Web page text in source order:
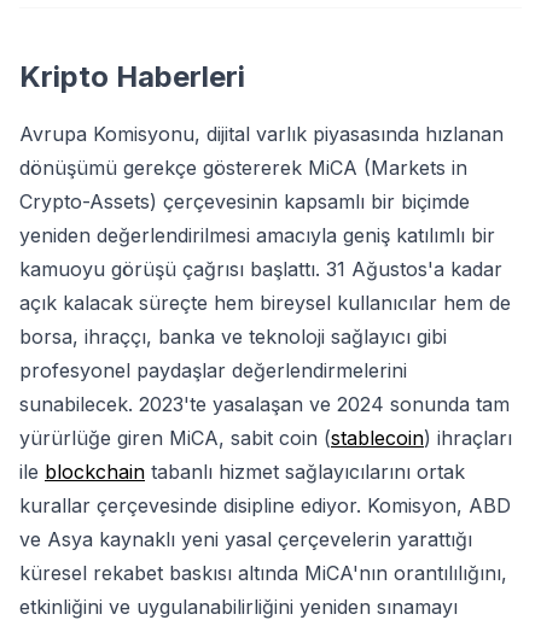
Kripto Haberleri
Avrupa Komisyonu, dijital varlık piyasasında hızlanan
dönüşümü gerekçe göstererek MiCA (Markets in
Crypto-Assets) çerçevesinin kapsamlı bir biçimde
yeniden değerlendirilmesi amacıyla geniş katılımlı bir
kamuoyu görüşü çağrısı başlattı. 31 Ağustos'a kadar
açık kalacak süreçte hem bireysel kullanıcılar hem de
borsa, ihraççı, banka ve teknoloji sağlayıcı gibi
profesyonel paydaşlar değerlendirmelerini
sunabilecek. 2023'te yasalaşan ve 2024 sonunda tam
yürürlüğe giren MiCA, sabit coin (stablecoin) ihraçları
ile blockchain tabanlı hizmet sağlayıcılarını ortak
kurallar çerçevesinde disipline ediyor. Komisyon, ABD
ve Asya kaynaklı yeni yasal çerçevelerin yarattığı
küresel rekabet baskısı altında MiCA'nın orantılılığını,
etkinliğini ve uygulanabilirliğini yeniden sınamayı